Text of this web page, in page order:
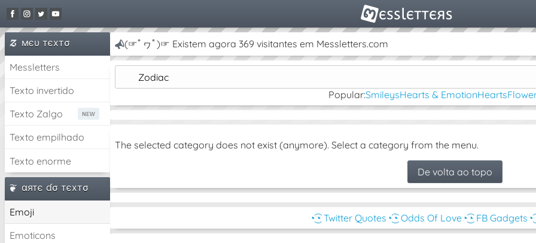
мєυ тєxтσ
Messletters
Texto invertido
Texto Zalgo
Texto empilhado
Texto enorme
αятє ɗσ тєxтσ
Emoji
Emoticons
(☞ﾟヮﾟ)☞ Existem agora 369 visitantes em Messletters.com
Zodiac
Popular:SmileysHearts & EmotionHearts
The selected category does not exist (anymore). Select a category from the menu.
De volta ao topo
◔͜͡◔ Twitter Quotes ◔͜͡◔ Odds Of Love ◔͜͡◔ FB Gadgets